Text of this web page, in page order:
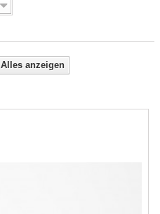
Alles anzeigen